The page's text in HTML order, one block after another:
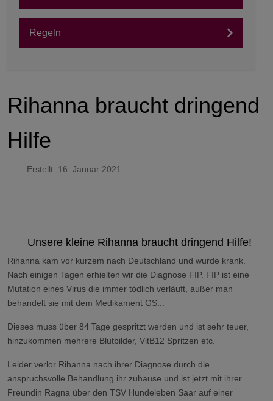
Regeln
Rihanna braucht dringend
Hilfe
Erstellt: 16. Januar 2021
Unsere kleine Rihanna braucht dringend Hilfe!
Rihanna kam vor kurzem nach Deutschland und wurde krank.
Nach einigen Tagen erhielten wir die Diagnose FIP. FIP ist eine
Mutation eines Virus die immer tödlich verläuft, außer man
behandelt sie mit dem Medikament GS...
Dieses muss über 84 Tage gespritzt werden und ist sehr teuer,
hinzukommen mehrere Blutbilder, VitB12 Spritzen etc.
Leider verlor Rihanna nach ihrer Diagnose durch die
anspruchsvolle Behandlung ihr zuhause und ist jetzt mit ihrer
Freundin Ragna über den TSV Hundeleben Saar auf einer